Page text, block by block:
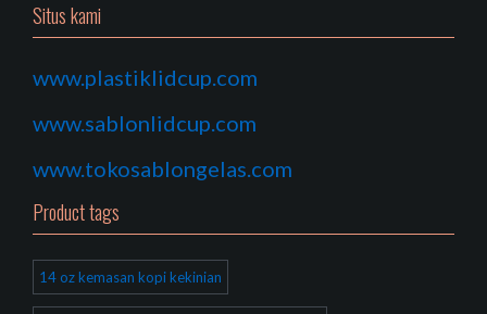
Situs kami
www.plastiklidcup.com
www.sablonlidcup.com
www.tokosablongelas.com
Product tags
14 oz kemasan kopi kekinian